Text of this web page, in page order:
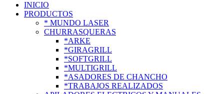
INICIO
PRODUCTOS
* MUNDO LASER
CHURRASQUERAS
*ARKE
*GIRAGRILL
*SOFTGRILL
*MULTIGRILL
*ASADORES DE CHANCHO
*TRABAJOS REALIZADOS